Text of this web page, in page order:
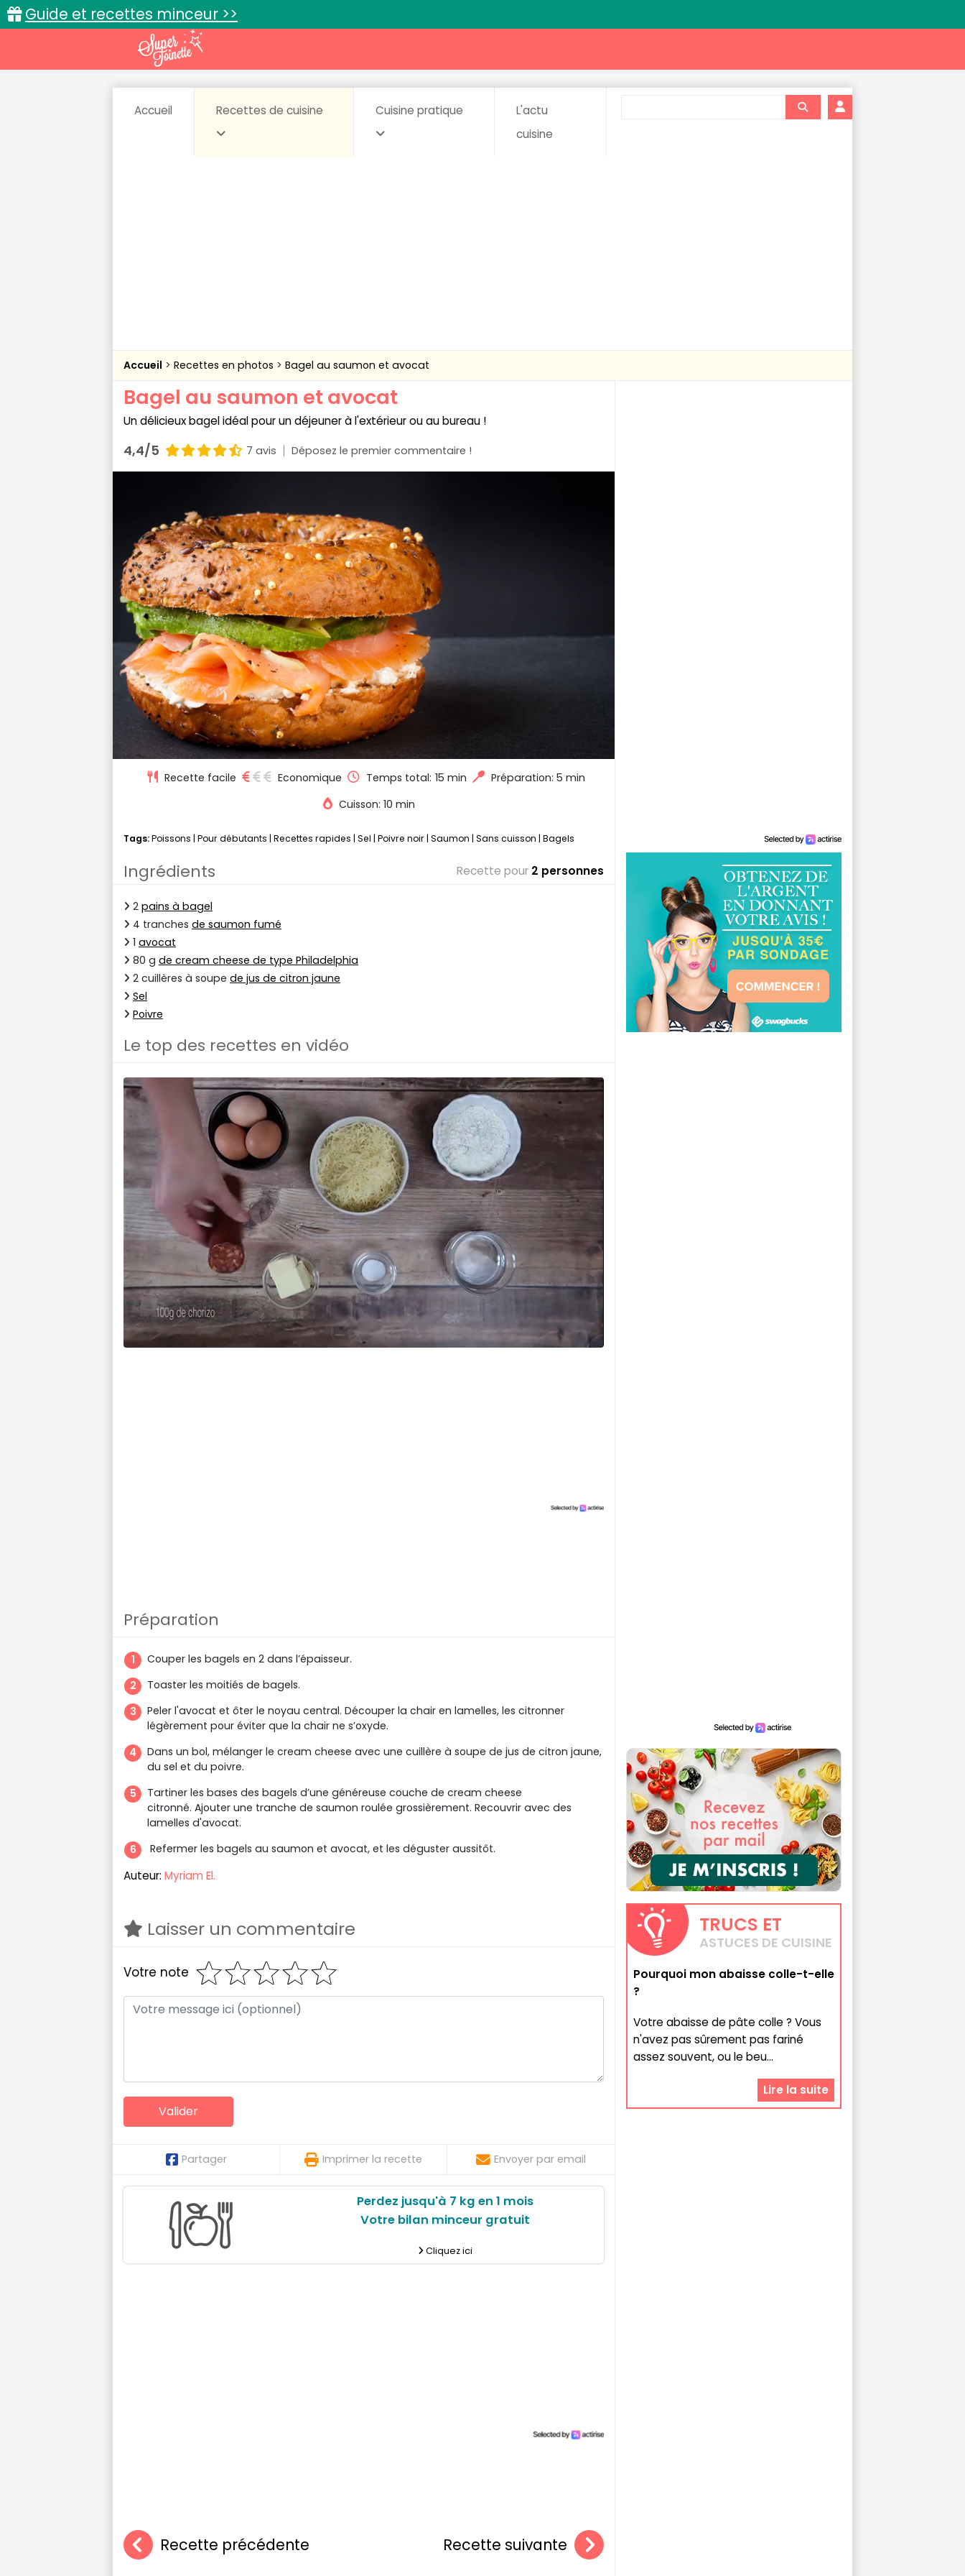
Guide et recettes minceur >>
Accueil Recettes de cuisine Cuisine pratique
L'actu
cuisine
Accueil Recettes en photos Bagel au saumon et avocat
Bagel au saumon et avocat
Un délicieux bagel idéal pour un déjeuner à l'extérieur ou au bureau !
4,4/5 7 avis Déposez le premier commentaire !
Recette facile Economique Temps total: 15 min
Préparation: 5 min
Cuisson: 10 min
Tags:Poissons | Pour débutants | Recettes rapides | Sel | Poivre noir | Saumon | Sans cuisson | Bagels
Ingrédients Recette pour 2 personnes
2 pains à bagel
4 tranches de saumon fumé
1 avocat
80 g de cream cheese de type Philadelphia
2 cuillères à soupe de jus de citron jaune
Sel
Poivre
Le top des recettes en vidéo
Préparation
Couper les bagels en 2 dans l’épaisseur.
Toaster les moitiés de bagels.
Peler l'avocat et ôter le noyau central. Découper la chair en lamelles, les citronner
légèrement pour éviter que la chair ne s’oxyde.
Dans un bol, mélanger le cream cheese avec une cuillère à soupe de jus de citron jaune,
du sel et du poivre.
Tartiner les bases des bagels d’une généreuse couche de cream cheese
citronné. Ajouter une tranche de saumon roulée grossièrement. Recouvrir avec des
lamelles d'avocat.
Refermer les bagels au saumon et avocat, et les déguster aussitôt.
Auteur: Myriam El.
Laisser un commentaire
Votre note
Partager Imprimer la recette Envoyer par email
Perdez jusqu'à 7 kg en 1 mois
Votre bilan minceur gratuit
Cliquez ici
Recette précédente Recette suivante
TRUCS ET
ASTUCES DE CUISINE
Pourquoi mon abaisse colle-t-elle
?
Votre abaisse de pâte colle ? Vous
n'avez pas sûrement pas fariné
assez souvent, ou le beu...
Lire la suite